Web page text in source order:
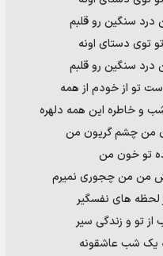
سنگین رو قلبم
توی دستای اونه
سنگین رو قلبم
تو از خودم از همه
و خاطره این همه دلهره
من چشم گریون من
تو خون من
من من چجوری نمیرم
لحظه های نفسگیر
تو و زندگی سیر
یک شب عاشقونه